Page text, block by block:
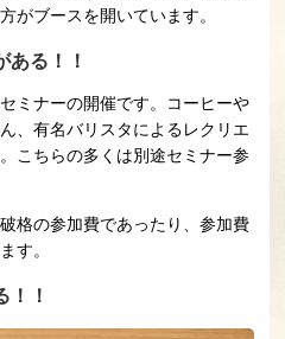
がブースを開いています。
ある！！
ミナーの開催です。コーヒーや
、有名バリスタによるレクリエ
こちらの多くは別途セミナー参
格の参加費であったり、参加費
す。
！！